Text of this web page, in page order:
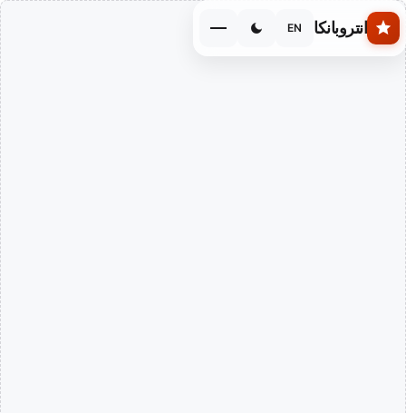
Skip to main content
انتروبانكا EN